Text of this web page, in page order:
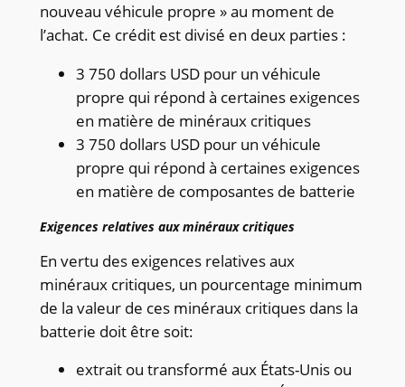
nouveau véhicule propre » au moment de
l’achat. Ce crédit est divisé en deux parties :
3 750 dollars USD pour un véhicule
propre qui répond à certaines exigences
en matière de minéraux critiques
3 750 dollars USD pour un véhicule
propre qui répond à certaines exigences
en matière de composantes de batterie
Exigences relatives aux minéraux critiques
En vertu des exigences relatives aux
minéraux critiques, un pourcentage minimum
de la valeur de ces minéraux critiques dans la
batterie doit être soit:
extrait ou transformé aux États-Unis ou